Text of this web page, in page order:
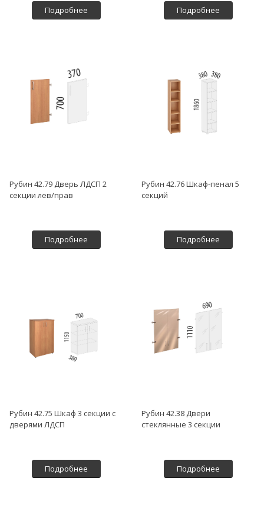
Подробнее Подробнее
Рубин 42.79 Дверь ЛДСП 2
секции лев/прав
Подробнее
Рубин 42.76 Шкаф-пенал 5
секций
Подробнее
Рубин 42.75 Шкаф 3 секции с
дверями ЛДСП
Подробнее
Рубин 42.38 Двери
стеклянные 3 секции
Подробнее